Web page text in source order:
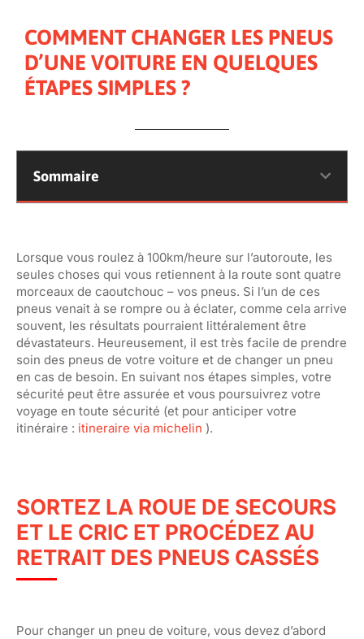
COMMENT CHANGER LES PNEUS
D’UNE VOITURE EN QUELQUES
ÉTAPES SIMPLES ?
Sommaire
Lorsque vous roulez à 100km/heure sur l’autoroute, les
seules choses qui vous retiennent à la route sont quatre
morceaux de caoutchouc – vos pneus. Si l’un de ces
pneus venait à se rompre ou à éclater, comme cela arrive
souvent, les résultats pourraient littéralement être
dévastateurs. Heureusement, il est très facile de prendre
soin des pneus de votre voiture et de changer un pneu
en cas de besoin. En suivant nos étapes simples, votre
sécurité peut être assurée et vous poursuivrez votre
voyage en toute sécurité (et pour anticiper votre
itinéraire : itineraire via michelin ).
SORTEZ LA ROUE DE SECOURS
ET LE CRIC ET PROCÉDEZ AU
RETRAIT DES PNEUS CASSÉS
Pour changer un pneu de voiture, vous devez d’abord